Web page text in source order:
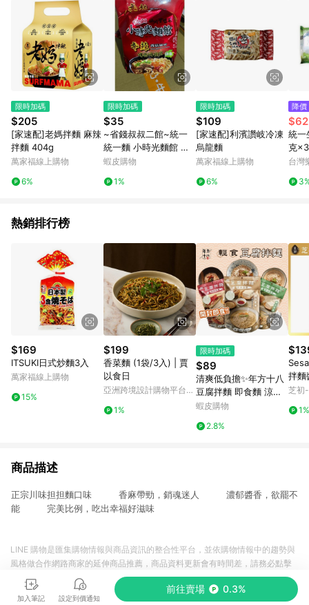
3. 訂單回饋金額將扣除運費/購物金/超贈點/福利金/紅利折抵/折
價券等虛擬貨幣折抵 4. 大宗採購或批發轉賣不具回饋資格： 如
有相關事證認定您為大宗採購、批發轉賣而非最終消費使用者，
相關認定以Yahoo購物中心之認定為準
限時加碼
$205
[家速配]老媽拌麵 麻辣
拌麵 404g
萬家福線上購物
6%
限時加碼
$35
~省錢叔叔二館~統一
統一麵 小時光麵館 辛
辣香菇風味 素食 韓式
4入 單包裝
蝦皮購物
1%
限時加碼
$109
[家速配]利濱讚岐冷凍
烏龍麵
萬家福線上購物
6%
降價
$62
統一
克
至8
台灣
熱銷排行榜
$169
ITSUKI日式炒麵3入
萬家福線上購物
15%
$199
香菜麵 (1袋/3入) | 賈
以食日
亞洲跨境設計購物平台
1%
限時加碼
$89
清爽低負擔✨年方十八
豆腐拌麵 即食麵 涼麵
輕食豆腐拌麵 低熱量
麵 拌麵 豆腐麵
蝦皮購物
2.8%
拌麵
素)
芝初
1%
商品描述
正宗川味担担麵口味 香麻帶勁，銷魂迷人 濃郁醬香，欲罷不
能 完美比例，吃出幸福好滋味
加入筆記 設定到價通知
前往賣場 0.3%
LINE 購物是匯集購物情報與商品資訊的整合性平台，並依購物情報中的趨勢與
風格做合作網路商家的延伸商品推薦，商品資料更新會有時間差，請務必點擊
商品至各合作網路商家，確認現售價與購物條件，一切資訊以合作廠商網頁為
準。